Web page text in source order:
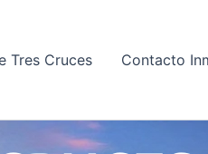
Tres Cruces Contacto